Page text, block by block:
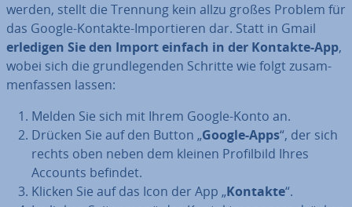
werden, stellt die Trennung kein allzu großes Problem für
das Google-Kontakte-Im­por­tie­ren dar. Statt in Gmail
erledigen Sie den Import einfach in der Kontakte-App,
wobei sich die grund­le­gen­den Schritte wie folgt zu­sam­
men­fas­sen lassen:
Melden Sie sich mit Ihrem Google-Konto an.
Drücken Sie auf den Button „Google-Apps“, der sich
rechts oben neben dem kleinen Pro­fil­bild Ihres
Accounts befindet.
Klicken Sie auf das Icon der App „Kontakte“.